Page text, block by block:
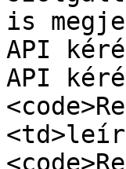
is
API
API